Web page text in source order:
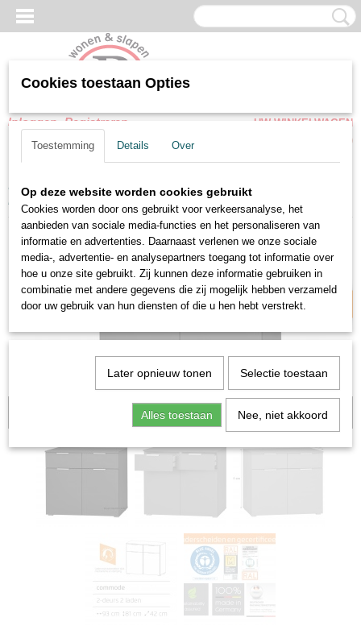
Inloggen Registreren
UW WINKELWAGEN
(0)
Home > Woonkamer meubel Kasten
Commode Alaska Grijs
metallic 2 laden 2 deuren
Aanbieding
Soft close
Cookies toestaan Opties
Toestemming Details Over
Op deze website worden cookies gebruikt
Cookies worden door ons gebruikt voor verkeersanalyse, het
aanbieden van sociale media-functies en het personaliseren van
informatie en advertenties. Daarnaast verlenen we onze sociale
media-, advertentie- en analysepartners toegang tot informatie over
hoe u onze site gebruikt. Zij kunnen deze informatie gebruiken in
combinatie met andere gegevens die zij mogelijk hebben verzameld
door uw gebruik van hun diensten of die u hen hebt verstrekt.
Later opnieuw tonen Selectie toestaan
Alles toestaan Nee, niet akkoord